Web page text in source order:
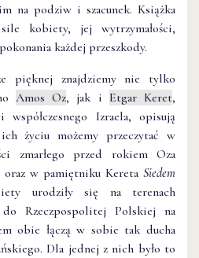
na podziw i szacunek. Książka
kobiety, jej wytrzymałości,
każdej przeszkody.
pięknej znajdziemy nie tylko
Amos Oz, jak i Etgar Keret,
Izraela, opisują
życiu możemy przeczytać w
zmarłego przed rokiem Oza
oraz w pamiętniku Kereta Siedem
urodziły się na terenach
do Rzeczpospolitej Polskiej na
obie łączą w sobie tak ducha
Dla jednej z nich było to